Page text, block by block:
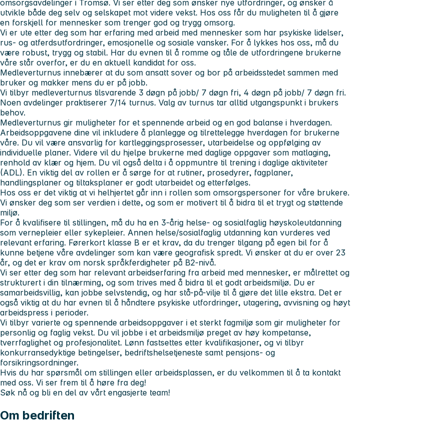
omsorgsavdelinger i Tromsø. Vi ser etter deg som ønsker nye utfordringer, og ønsker å
utvikle både deg selv og selskapet mot videre vekst. Hos oss får du muligheten til å gjøre
en forskjell for mennesker som trenger god og trygg omsorg.
Vi er ute etter deg som har erfaring med arbeid med mennesker som har psykiske lidelser,
rus- og atferdsutfordringer, emosjonelle og sosiale vansker. For å lykkes hos oss, må du
være robust, trygg og stabil. Har du evnen til å romme og tåle de utfordringene brukerne
våre står overfor, er du en aktuell kandidat for oss.
Medleverturnus innebærer at du som ansatt sover og bor på arbeidsstedet sammen med
bruker og makker mens du er på jobb.
Vi tilbyr medleverturnus tilsvarende 3 døgn på jobb/ 7 døgn fri, 4 døgn på jobb/ 7 døgn fri.
Noen avdelinger praktiserer 7/14 turnus. Valg av turnus tar alltid utgangspunkt i brukers
behov.
Medleverturnus gir muligheter for et spennende arbeid og en god balanse i hverdagen.
Arbeidsoppgavene dine vil inkludere å planlegge og tilrettelegge hverdagen for brukerne
våre. Du vil være ansvarlig for kartleggingsprosesser, utarbeidelse og oppfølging av
individuelle planer. Videre vil du hjelpe brukerne med daglige oppgaver som matlaging,
renhold av klær og hjem. Du vil også delta i å oppmuntre til trening i daglige aktiviteter
(ADL). En viktig del av rollen er å sørge for at rutiner, prosedyrer, fagplaner,
handlingsplaner og tiltaksplaner er godt utarbeidet og etterfølges.
Hos oss er det viktig at vi helhjertet går inn i rollen som omsorgspersoner for våre brukere.
Vi ønsker deg som ser verdien i dette, og som er motivert til å bidra til et trygt og støttende
miljø.
For å kvalifisere til stillingen, må du ha en 3-årig helse- og sosialfaglig høyskoleutdanning
som vernepleier eller sykepleier. Annen helse/sosialfaglig utdanning kan vurderes ved
relevant erfaring. Førerkort klasse B er et krav, da du trenger tilgang på egen bil for å
kunne betjene våre avdelinger som kan være geografisk spredt. Vi ønsker at du er over 23
år, og det er krav om norsk språkferdigheter på B2-nivå.
Vi ser etter deg som har relevant arbeidserfaring fra arbeid med mennesker, er målrettet og
strukturert i din tilnærming, og som trives med å bidra til et godt arbeidsmiljø. Du er
samarbeidsvillig, kan jobbe selvstendig, og har stå-på-vilje til å gjøre det lille ekstra. Det er
også viktig at du har evnen til å håndtere psykiske utfordringer, utagering, avvisning og høyt
arbeidspress i perioder.
Vi tilbyr varierte og spennende arbeidsoppgaver i et sterkt fagmiljø som gir muligheter for
personlig og faglig vekst. Du vil jobbe i et arbeidsmiljø preget av høy kompetanse,
tverrfaglighet og profesjonalitet. Lønn fastsettes etter kvalifikasjoner, og vi tilbyr
konkurransedyktige betingelser, bedriftshelsetjeneste samt pensjons- og
forsikringsordninger.
Hvis du har spørsmål om stillingen eller arbeidsplassen, er du velkommen til å ta kontakt
med oss. Vi ser frem til å høre fra deg!
Søk nå og bli en del av vårt engasjerte team!
Om bedriften